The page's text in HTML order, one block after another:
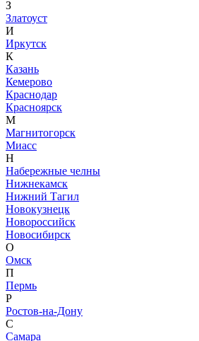
З
Златоуст
И
Иркутск
К
Казань
Кемерово
Краснодар
Красноярск
М
Магнитогорск
Миасс
Н
Набережные челны
Нижнекамск
Нижний Тагил
Новокузнецк
Новороссийск
Новосибирск
О
Омск
П
Пермь
Р
Ростов-на-Дону
С
Самара